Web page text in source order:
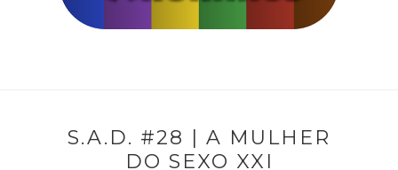
S.A.D. #28 | A MULHER
DO SEXO XXI